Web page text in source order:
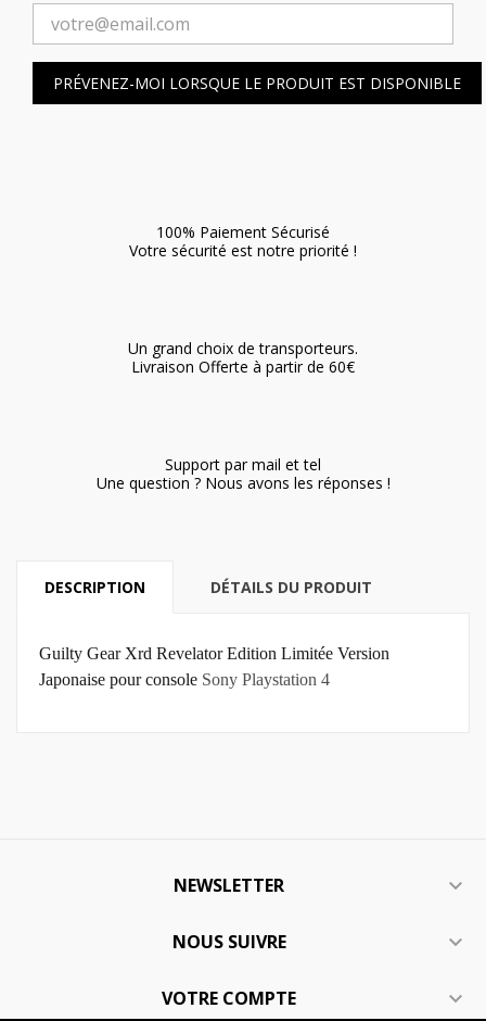
PRÉVENEZ-MOI LORSQUE LE PRODUIT EST DISPONIBLE
100% Paiement Sécurisé
Votre sécurité est notre priorité !
Un grand choix de transporteurs.
Livraison Offerte à partir de 60€
Support par mail et tel
Une question ? Nous avons les réponses !
DESCRIPTION DÉTAILS DU PRODUIT
Guilty Gear Xrd Revelator Edition Limitée Version
Japonaise pour console Sony Playstation 4
NEWSLETTER 
NOUS SUIVRE 
VOTRE COMPTE 